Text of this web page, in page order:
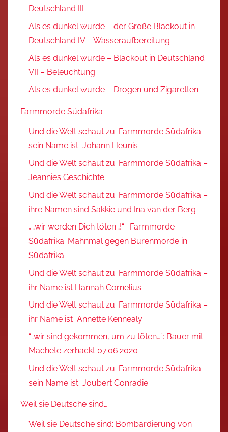
Deutschland III
Als es dunkel wurde – der Große Blackout in
Deutschland IV – Wasseraufbereitung
Als es dunkel wurde – Blackout in Deutschland
VII – Beleuchtung
Als es dunkel wurde – Drogen und Zigaretten
Farmmorde Südafrika
Und die Welt schaut zu: Farmmorde Südafrika –
sein Name ist Johann Heunis
Und die Welt schaut zu: Farmmorde Südafrika –
Jeannies Geschichte
Und die Welt schaut zu: Farmmorde Südafrika –
ihre Namen sind Sakkie und Ina van der Berg
„…wir werden Dich töten…!“- Farmmorde
Südafrika: Mahnmal gegen Burenmorde in
Südafrika
Und die Welt schaut zu: Farmmorde Südafrika –
ihr Name ist Hannah Cornelius
Und die Welt schaut zu: Farmmorde Südafrika –
ihr Name ist Annette Kennealy
“…wir sind gekommen, um zu töten…”: Bauer mit
Machete zerhackt 07.06.2020
Und die Welt schaut zu: Farmmorde Südafrika –
sein Name ist Joubert Conradie
Weil sie Deutsche sind…
Weil sie Deutsche sind: Bombardierung von